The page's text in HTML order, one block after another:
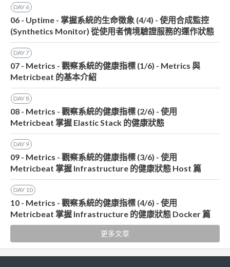
DAY 6
06 - Uptime - 掌握系統的生命徵象 (4/4) - 使用合成監控
(Synthetics Monitor) 從使用者情境驗證服務的運作狀態
DAY7
07 - Metrics - 觀察系統的健康指標 (1/6) - Metrics 與
Metricbeat 的基本介紹
DAY 8
08 - Metrics - 觀察系統的健康指標 (2/6) - 使用
Metricbeat 掌握 Elastic Stack 的健康狀態
DAY 9
09 - Metrics - 觀察系統的健康指標 (3/6) - 使用
Metricbeat 掌握 Infrastructure 的健康狀態 Host 篇
DAY 10
10 - Metrics - 觀察系統的健康指標 (4/6) - 使用
Metricbeat 掌握 Infrastructure 的健康狀態 Docker 篇
更多文章